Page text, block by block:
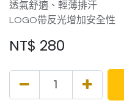
透氣舒適、輕薄排汗
LOGO帶反光增加安全性
NT$ 280